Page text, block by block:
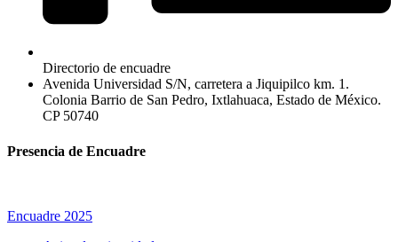
Directorio de encuadre
Avenida Universidad S/N, carretera a Jiquipilco km. 1.
Colonia Barrio de San Pedro, Ixtlahuaca, Estado de México.
CP 50740
Presencia de Encuadre
Encuadre 2025